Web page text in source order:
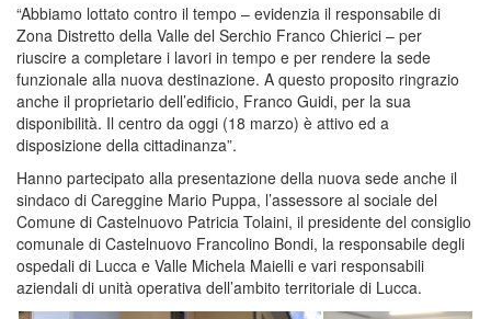
“Abbiamo lottato contro il tempo – evidenzia il responsabile di
Zona Distretto della Valle del Serchio Franco Chierici – per
riuscire a completare i lavori in tempo e per rendere la sede
funzionale alla nuova destinazione. A questo proposito ringrazio
anche il proprietario dell’edificio, Franco Guidi, per la sua
disponibilità. Il centro da oggi (18 marzo) è attivo ed a
disposizione della cittadinanza”.
Hanno partecipato alla presentazione della nuova sede anche il
sindaco di Careggine Mario Puppa, l’assessore al sociale del
Comune di Castelnuovo Patricia Tolaini, il presidente del consiglio
comunale di Castelnuovo Francolino Bondi, la responsabile degli
ospedali di Lucca e Valle Michela Maielli e vari responsabili
aziendali di unità operativa dell’ambito territoriale di Lucca.